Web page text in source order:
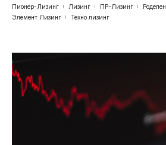
Пионер-Лизинг Лизинг ПР-Лизинг Роделен
Элемент Лизинг
Техно лизинг